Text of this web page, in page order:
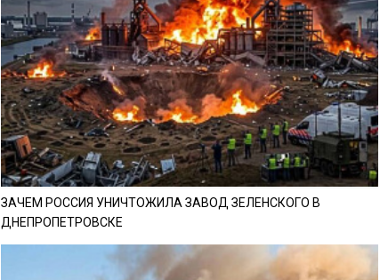
ЗАЧЕМ РОССИЯ УНИЧТОЖИЛА ЗАВОД ЗЕЛЕНСКОГО В
ДНЕПРОПЕТРОВСКЕ